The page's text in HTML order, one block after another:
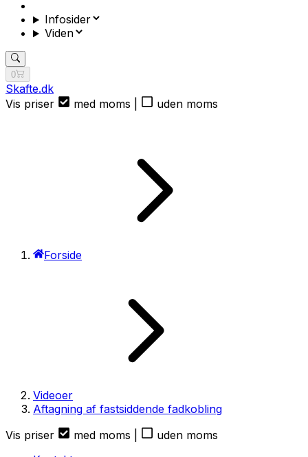
Infosider
Viden
0
Skafte.dk
Vis priser
med moms uden moms
Forside
Videoer
Aftagning af fastsiddende fadkobling
Vis priser
med moms
uden moms